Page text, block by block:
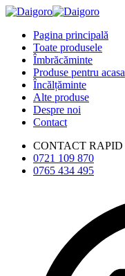
Pagina principală
Toate produsele
Îmbrăcăminte
Produse pentru acasa
Încălțăminte
Alte produse
Despre noi
Contact
CONTACT RAPID
0721 109 870
0765 434 495